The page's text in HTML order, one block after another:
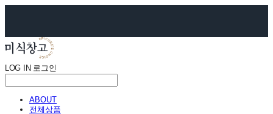
LOG IN 로그인
ABOUT
전체상품